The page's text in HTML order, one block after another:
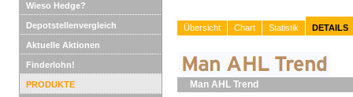
Wieso Hedge?
Depotstellenvergleich
Aktuelle Aktionen
Finderlohn!
PRODUKTE
Übersicht Chart Statistik DETAILS
Man AHL Trend